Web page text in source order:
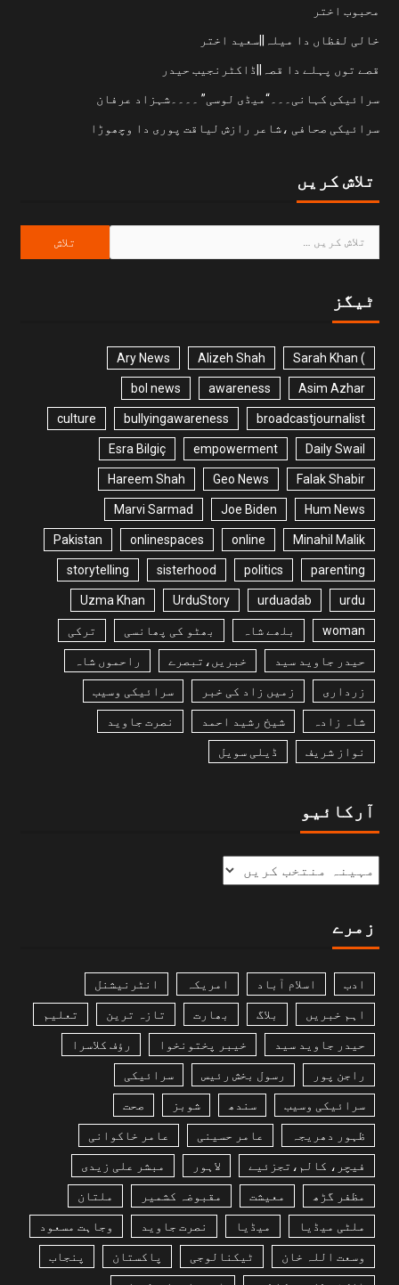
محبوب اختر
خالی لفظاں دا میلہ||سعید اختر
قصے توں پہلے دا قصہ||ڈاکٹرنجیب حیدر
سرائیکی کہانی۔۔۔“میڈی لوسی” ۔۔۔۔شہزاد عرفان
سرائیکی صحافی ،شاعر رازش لیاقت پوری دا وچھوڑا
تلاش کریں
ٹیگز
) Sarah Khan
Alizeh Shah
Ary News
Asim Azhar
awareness
bol news
broadcastjournalist
bullyingawareness
culture
Daily Swail
empowerment
Esra Bilgiç
Falak Shabir
Geo News
Hareem Shah
Hum News
Joe Biden
Marvi Sarmad
Minahil Malik
online
onlinespaces
Pakistan
parenting
politics
sisterhood
storytelling
urdu
urduadab
UrduStory
Uzma Khan
woman بلھے شاہ بھٹو کی پھانسی ترکی
حیدر جاوید سید خبریں،تبصرے راحموں شاہ
زرداری زمیں زاد کی خبر سرائیکی وسیب
شاہ زادہ شیخ رشید احمد نصرت جاوید
نواز شریف ڈیلی سویل
آرکائیو
زمرے
ادب اسلام آباد امریکہ انٹرنیشنل
اہم خبریں بلاگ بھارت تازہ ترین تعلیم
حیدر جاوید سید خیبر پختونخوا رؤف کلاسرا
راجن پور رسول بخش رئیس سرائیکی
سرائیکی وسیب سندھ شوبز صحت
ظہور دھریجہ عامر حسینی عامر خاکوانی
فیچر، کالم،تجزئیے لاہور مبشر علی زیدی
مظفر گڑھ معیشت مقبوضہ کشمیر ملتان
ملٹی میڈیا میڈیا نصرت جاوید وجاہت مسعود
وسعت اللہ خان ٹیکنالوجی پاکستان پنجاب